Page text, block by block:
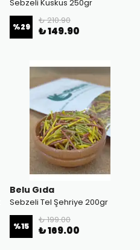
Sebzeli Kuskus 250gr
%29
₺ 210.90
₺ 149.90
Belu Gıda
Sebzeli Tel Şehriye 200gr
%15
₺ 199.00
₺ 169.00